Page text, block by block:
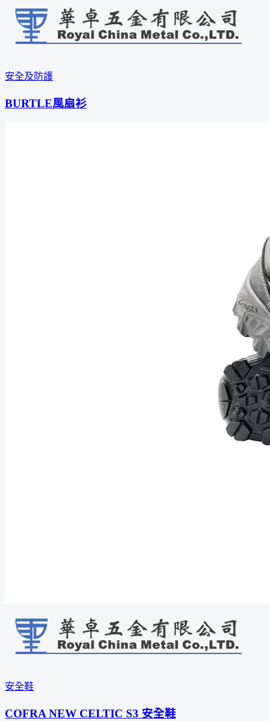
安全及防護
BURTLE風扇衫
安全鞋
COFRA NEW CELTIC S3 安全鞋